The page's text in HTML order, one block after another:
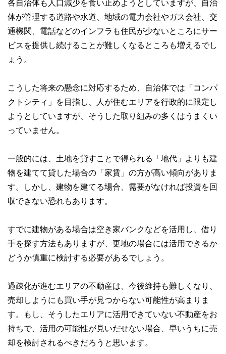
各自治体も人口減少を食い止めようとしていますが、自治
体が管理する道路や水道、地域の電力会社やガス会社、交
通機関、電話などのインフラも住民が少ないところにサー
ビスを提供し続けることが難しくなるところも増えるでし
ょう。
こうした将来の懸念に対応するため、自治体では「コンパ
クトシティ」を目指し、人が住むエリアを行政的に限定し
ようとしていますが、そうした取り組みの多くはうまくい
っていません。
一般的には、土地を貸すことで得られる「地代」よりも建
物を建てて貸した場合の「家賃」の方が高い傾向がありま
す。しかし、建物を建てる場合、需要がなければ投資を回
収できない恐れもあります。
すでに建物がある場合は空き家バンクなどを活用し、借り
手を探す方法もありますが、更地の場合には活用できるか
どうか慎重に検討する必要があるでしょう。
過疎化が進むエリアの不動産は、今後維持も難しくなり、
売却しようにも買い手が見つからない可能性が高まりま
す。もし、そうしたエリアに活用できていない不動産をお
持ちで、活用の可能性が見いだせない場合、早いうちに売
却を検討されるべきだろうと思います。